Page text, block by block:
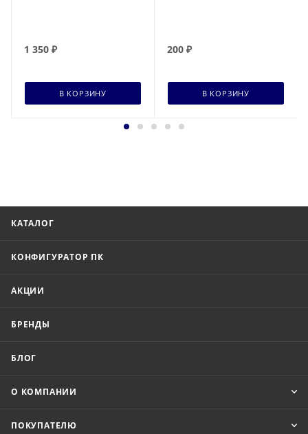
1 350 ₽
В КОРЗИНУ
200 ₽
В КОРЗИНУ
КАТАЛОГ
КОНФИГУРАТОР ПК
АКЦИИ
БРЕНДЫ
БЛОГ
О КОМПАНИИ
ПОКУПАТЕЛЮ